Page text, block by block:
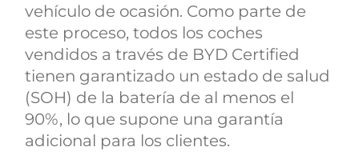
vehículo de ocasión. Como parte de
este proceso, todos los coches
vendidos a través de BYD Certified
tienen garantizado un estado de salud
(SOH) de la batería de al menos el
90%, lo que supone una garantía
adicional para los clientes.